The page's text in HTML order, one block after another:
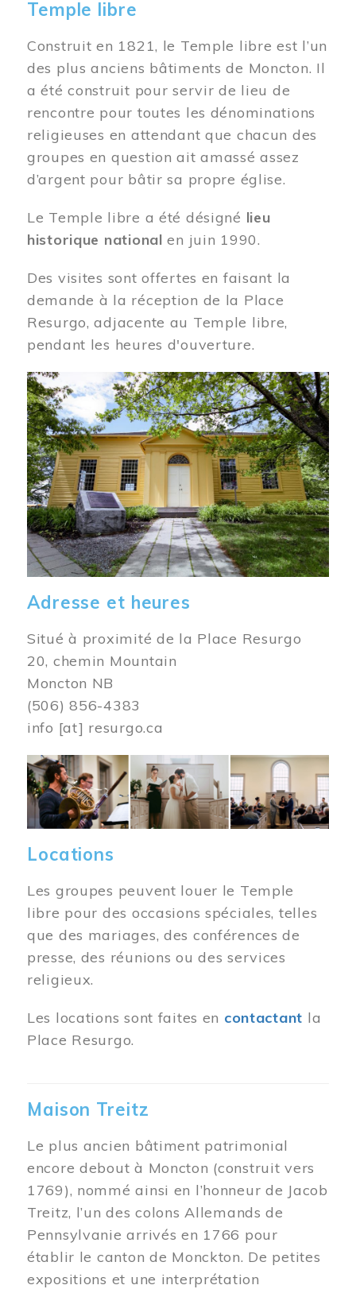
Temple libre
Construit en 1821, le Temple libre est l’un
des plus anciens bâtiments de Moncton. Il
a été construit pour servir de lieu de
rencontre pour toutes les dénominations
religieuses en attendant que chacun des
groupes en question ait amassé assez
d’argent pour bâtir sa propre église.
Le Temple libre a été désigné lieu
historique national en juin 1990.
Des visites sont offertes en faisant la
demande à la réception de la Place
Resurgo, adjacente au Temple libre,
pendant les heures d'ouverture.
Image
Adresse et heures
Situé à proximité de la Place Resurgo
20, chemin Mountain
Moncton NB
(506) 856-4383
info [at] resurgo.ca
Image
Locations
Les groupes peuvent louer le Temple
libre pour des occasions spéciales, telles
que des mariages, des conférences de
presse, des réunions ou des services
religieux.
Les locations sont faites en contactant la
Place Resurgo.
Maison Treitz
Le plus ancien bâtiment patrimonial
encore debout à Moncton (construit vers
1769), nommé ainsi en l’honneur de Jacob
Treitz, l’un des colons Allemands de
Pennsylvanie arrivés en 1766 pour
établir le canton de Monckton. De petites
expositions et une interprétation